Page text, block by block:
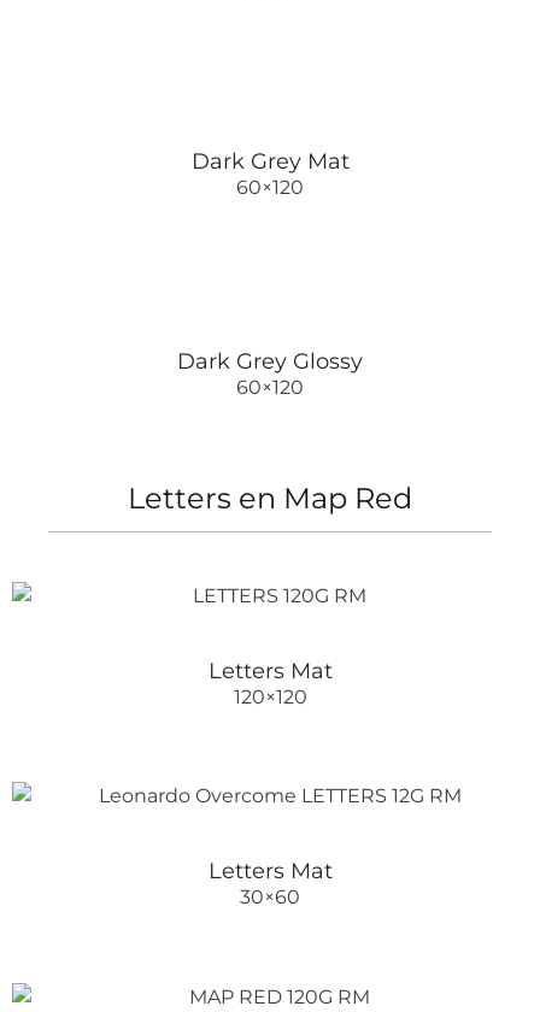
Dark Grey Mat
60×120
Dark Grey Glossy
60×120
Letters en Map Red
Letters Mat
120×120
Letters Mat
30×60